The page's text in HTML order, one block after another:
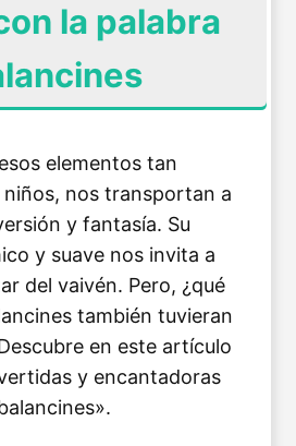
la palabra
elementos tan
nos transportan a
y fantasía. Su
y suave nos invita a
del vaivén. Pero, ¿qué
también tuvieran
en este artículo
y encantadoras